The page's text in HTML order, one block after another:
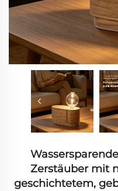
Zerstäuber mit
geschichtetem,